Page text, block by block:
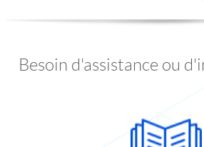
Besoin d'assistance ou